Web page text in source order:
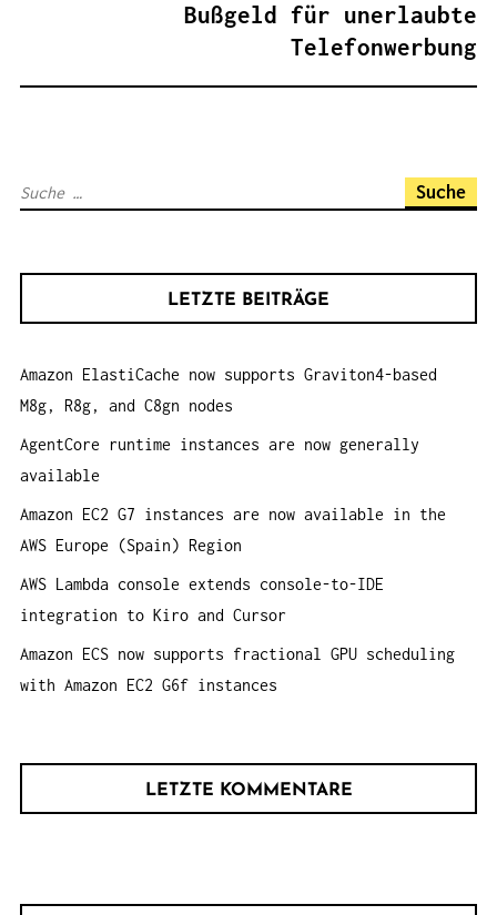
I
I
Bußgeld für unerlaubte
Telefonwerbung
S
a
c
h
:
LETZTE BEITRÄGE
Amazon ElastiCache now supports Graviton4-based
M8g, R8g, and C8gn nodes
AgentCore runtime instances are now generally
available
Amazon EC2 G7 instances are now available in the
AWS Europe (Spain) Region
AWS Lambda console extends console-to-IDE
integration to Kiro and Cursor
Amazon ECS now supports fractional GPU scheduling
with Amazon EC2 G6f instances
LETZTE KOMMENTARE